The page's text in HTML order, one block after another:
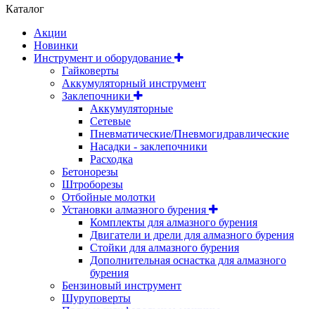
Каталог
Акции
Новинки
Инструмент и оборудование
Гайковерты
Аккумуляторный инструмент
Заклепочники
Аккумуляторные
Сетевые
Пневматические/Пневмогидравлические
Насадки - заклепочники
Расходка
Бетонорезы
Штроборезы
Отбойные молотки
Установки алмазного бурения
Комплекты для алмазного бурения
Двигатели и дрели для алмазного бурения
Стойки для алмазного бурения
Дополнительная оснастка для алмазного
бурения
Бензиновый инструмент
Шуруповерты